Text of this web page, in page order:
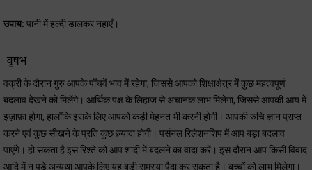
उपाय: पानी में हल्दी डालकर नहाएँ।
वृषभ
वक्री के दौरान गुरु आपके पाँचवें भाव में रहेगा, जिससे आपको शिक्षाक्षेत्र में कुछ महत्वपूर्ण
बदलाव देखने को मिलेंगे। आर्थिक पक्ष के लिहाज से अचानक लाभ मिलेगा, जिससे आपकी आय में
इज़ाफ़ा होगा, हालाँकि इसके लिए आपको कड़ी मेहनत भी करनी होगी। आपकी रुचि ज्ञान प्राप्त
करने एवं कुछ सीखने के प्रति कुछ ज़्यादा होगी। पर्सनल रिलेशनशिप में आप बड़ा बदलाव
पाएंगे। हो सकता है इस रिश्ते को आप शादी में बदलने का वादा करें। इस दौरान आप किसी विवाद
आदि में न पड़े अन्यथा आपके लिए यह बड़ी समस्या पैदा कर सकता है। बच्चों को लाभ मिलेगा।